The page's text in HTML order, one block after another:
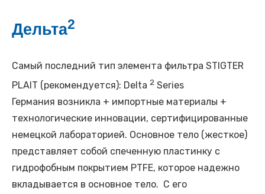
Дельта2
Самый последний тип элемента фильтра STIGTER
PLAIT (рекомендуется): Delta 2 Series
Германия возникла + импортные материалы +
технологические инновации, сертифицированные
немецкой лабораторией. Основное тело (жесткое)
представляет собой спеченную пластинку с
гидрофобным покрытием PTFE, которое надежно
вкладывается в основное тело. С его